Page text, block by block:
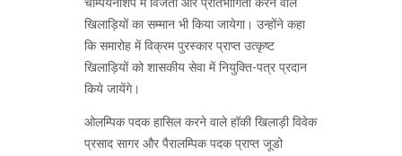
खिलाड़ियों का सम्मान भी किया जायेगा। उन्होंने कहा
कि समारोह में विक्रम पुरस्कार प्राप्त उत्कृष्ट
खिलाड़ियों को शासकीय सेवा में नियुक्ति-पत्र प्रदान
किये जायेंगे।
ओलम्पिक पदक हासिल करने वाले हॉकी खिलाड़ी विवेक
प्रसाद सागर और पैरालम्पिक पदक प्राप्त जूडो